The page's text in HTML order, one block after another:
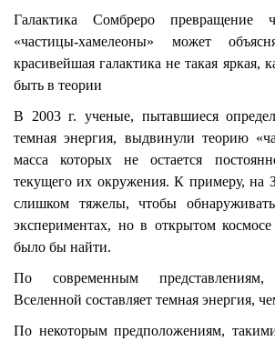
Галактика Сомбреро превращение
«частицы-хамелеоны» может
красивейшая галактика не такая яркая,
быть в теории
В 2003 г. ученые, пытавшиеся
темная энергия, выдвинули теорию
масса которых не остается
текущего их окружения. К примеру, на
слишком тяжелы, чтобы
экспериментах, но в открытом
было бы найти.
По современным
Вселенной составляет темная энергия,
По некоторым предположениям,